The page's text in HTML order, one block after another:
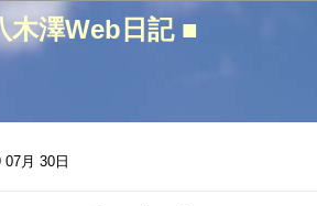
木澤Web日記 ■
07月 30日